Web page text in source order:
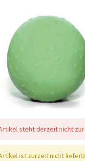
steht derzeit nicht zur
ist zurzeit nicht